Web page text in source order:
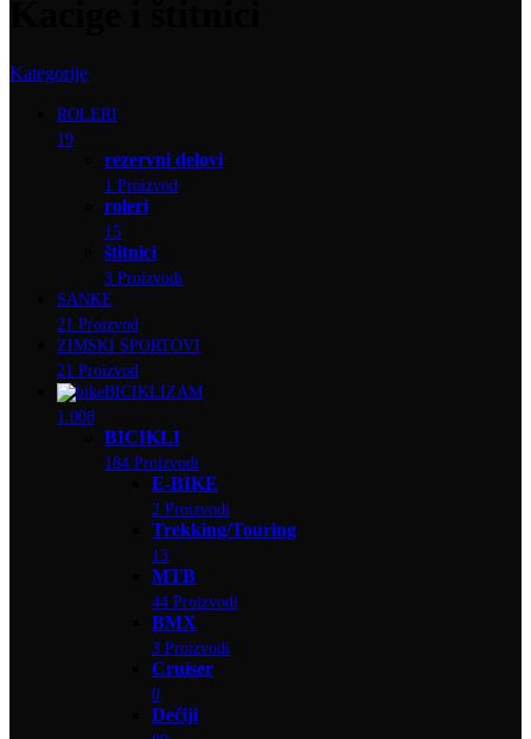
Kategorije
ROLERI
19
rezervni delovi
1 Proizvod
roleri
15
štitnici
3 Proizvodi
SANKE
21 Proizvod
ZIMSKI SPORTOVI
21 Proizvod
BICIKLIZAM
1.008
BICIKLI
184 Proizvodi
E-BIKE
2 Proizvodi
Trekking/Touring
13
MTB
44 Proizvodi
BMX
3 Proizvodi
Cruiser
0
Dečiji